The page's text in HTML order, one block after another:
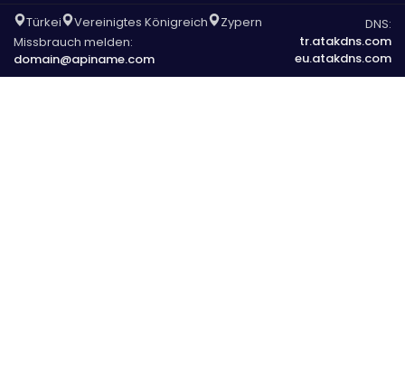
Türkei Vereinigtes Königreich
Zypern
Missbrauch melden:
domain@apiname.com
DNS:
tr.atakdns.com
eu.atakdns.com